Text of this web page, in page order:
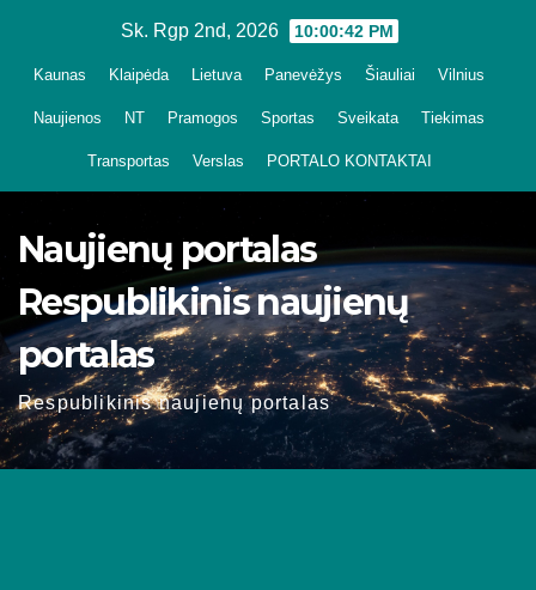
Sk. Rgp 2nd, 2026 10:00:43 PM
Kaunas Klaipėda Lietuva Panevėžys Šiauliai Vilnius
Naujienos NT Pramogos Sportas Sveikata Tiekimas
Transportas Verslas PORTALO KONTAKTAI
Naujienų portalas
Respublikinis naujienų
portalas
Respublikinis naujienų portalas